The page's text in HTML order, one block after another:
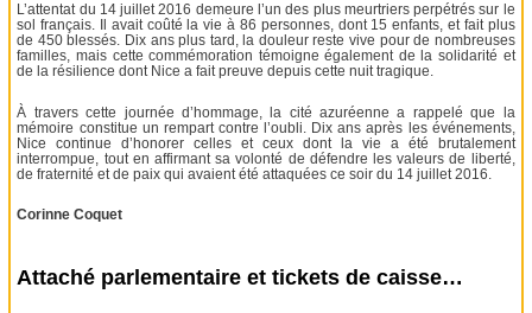
L’attentat du 14 juillet 2016 demeure l’un des plus meurtriers perpétrés sur le
sol français. Il avait coûté la vie à 86 personnes, dont 15 enfants, et fait plus
de 450 blessés. Dix ans plus tard, la douleur reste vive pour de nombreuses
familles, mais cette commémoration témoigne également de la solidarité et
de la résilience dont Nice a fait preuve depuis cette nuit tragique.
À travers cette journée d’hommage, la cité azuréenne a rappelé que la
mémoire constitue un rempart contre l’oubli. Dix ans après les événements,
Nice continue d’honorer celles et ceux dont la vie a été brutalement
interrompue, tout en affirmant sa volonté de défendre les valeurs de liberté,
de fraternité et de paix qui avaient été attaquées ce soir du 14 juillet 2016.
Corinne Coquet
Attaché parlementaire et tickets de caisse…